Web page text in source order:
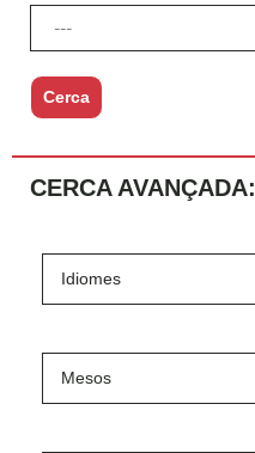
Cerca
CERCA AVANÇADA:​
Idiomes
Mesos